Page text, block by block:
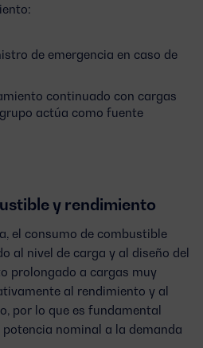
de emergencia en caso de
continuado con cargas
actúa como fuente
y rendimiento
el consumo de combustible
al nivel de carga y al diseño del
prolongado a cargas muy
al rendimiento y al
por lo que es fundamental
nominal a la demanda